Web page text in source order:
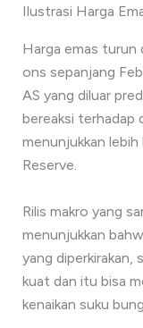
Ilustrasi Harga
Harga emas turun
ons sepanjang
AS yang diluar
bereaksi terhadap
menunjukkan
Reserve.
Rilis makro yang
menunjukkan
yang diperkirakan,
kuat dan itu bisa
kenaikan suku